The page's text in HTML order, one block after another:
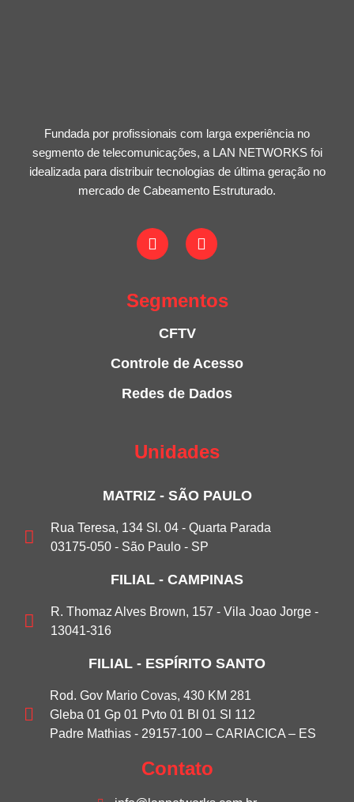
Fundada por profissionais com larga experiência no
segmento de telecomunicações, a LAN NETWORKS foi
idealizada para distribuir tecnologias de última geração no
mercado de Cabeamento Estruturado.
Segmentos
CFTV
Controle de Acesso
Redes de Dados
Unidades
MATRIZ - SÃO PAULO
Rua Teresa, 134 Sl. 04 - Quarta Parada
03175-050 - São Paulo - SP
FILIAL - CAMPINAS
R. Thomaz Alves Brown, 157 - Vila Joao Jorge -
13041-316
FILIAL - ESPÍRITO SANTO
Rod. Gov Mario Covas, 430 KM 281
Gleba 01 Gp 01 Pvto 01 Bl 01 Sl 112
Padre Mathias - 29157-100 – CARIACICA – ES
Contato